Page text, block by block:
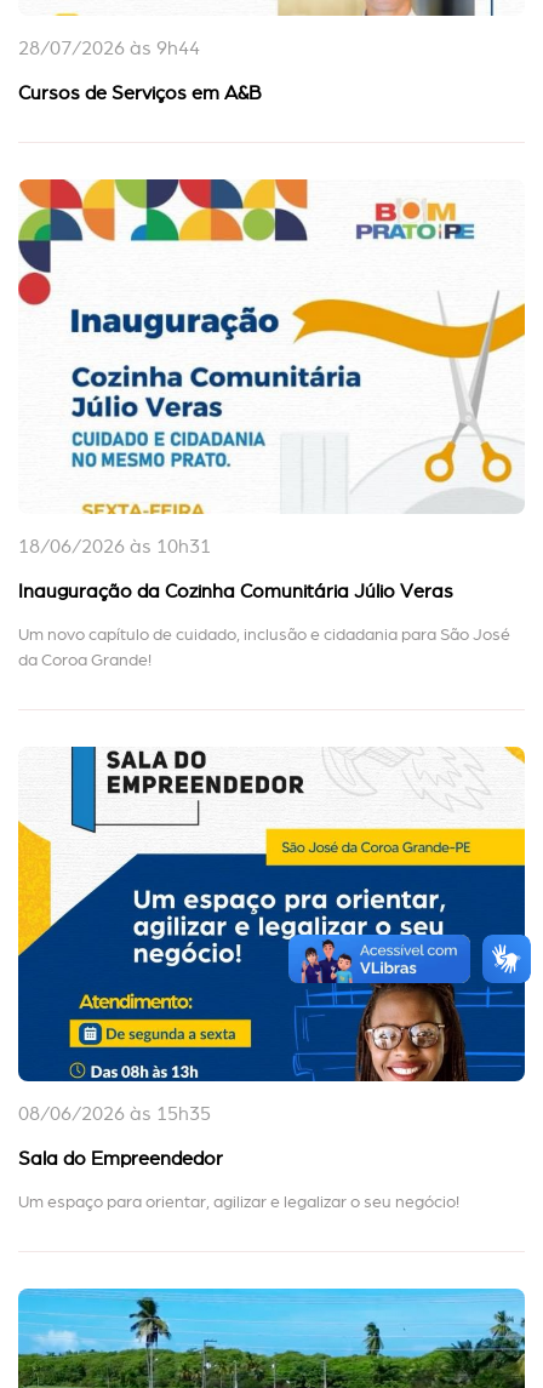
28/07/2026 às 9h44
Cursos de Serviços em A&B
18/06/2026 às 10h31
Inauguração da Cozinha Comunitária Júlio Veras
Um novo capítulo de cuidado, inclusão e cidadania para São José
da Coroa Grande!
08/06/2026 às 15h35
Sala do Empreendedor
Um espaço para orientar, agilizar e legalizar o seu negócio!